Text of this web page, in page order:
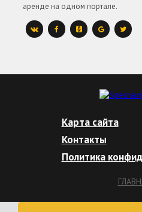
аренде на одном портале.
Карта сайта
Контакты
Политика